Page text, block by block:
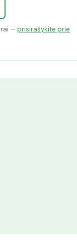
—prisirašykite prie